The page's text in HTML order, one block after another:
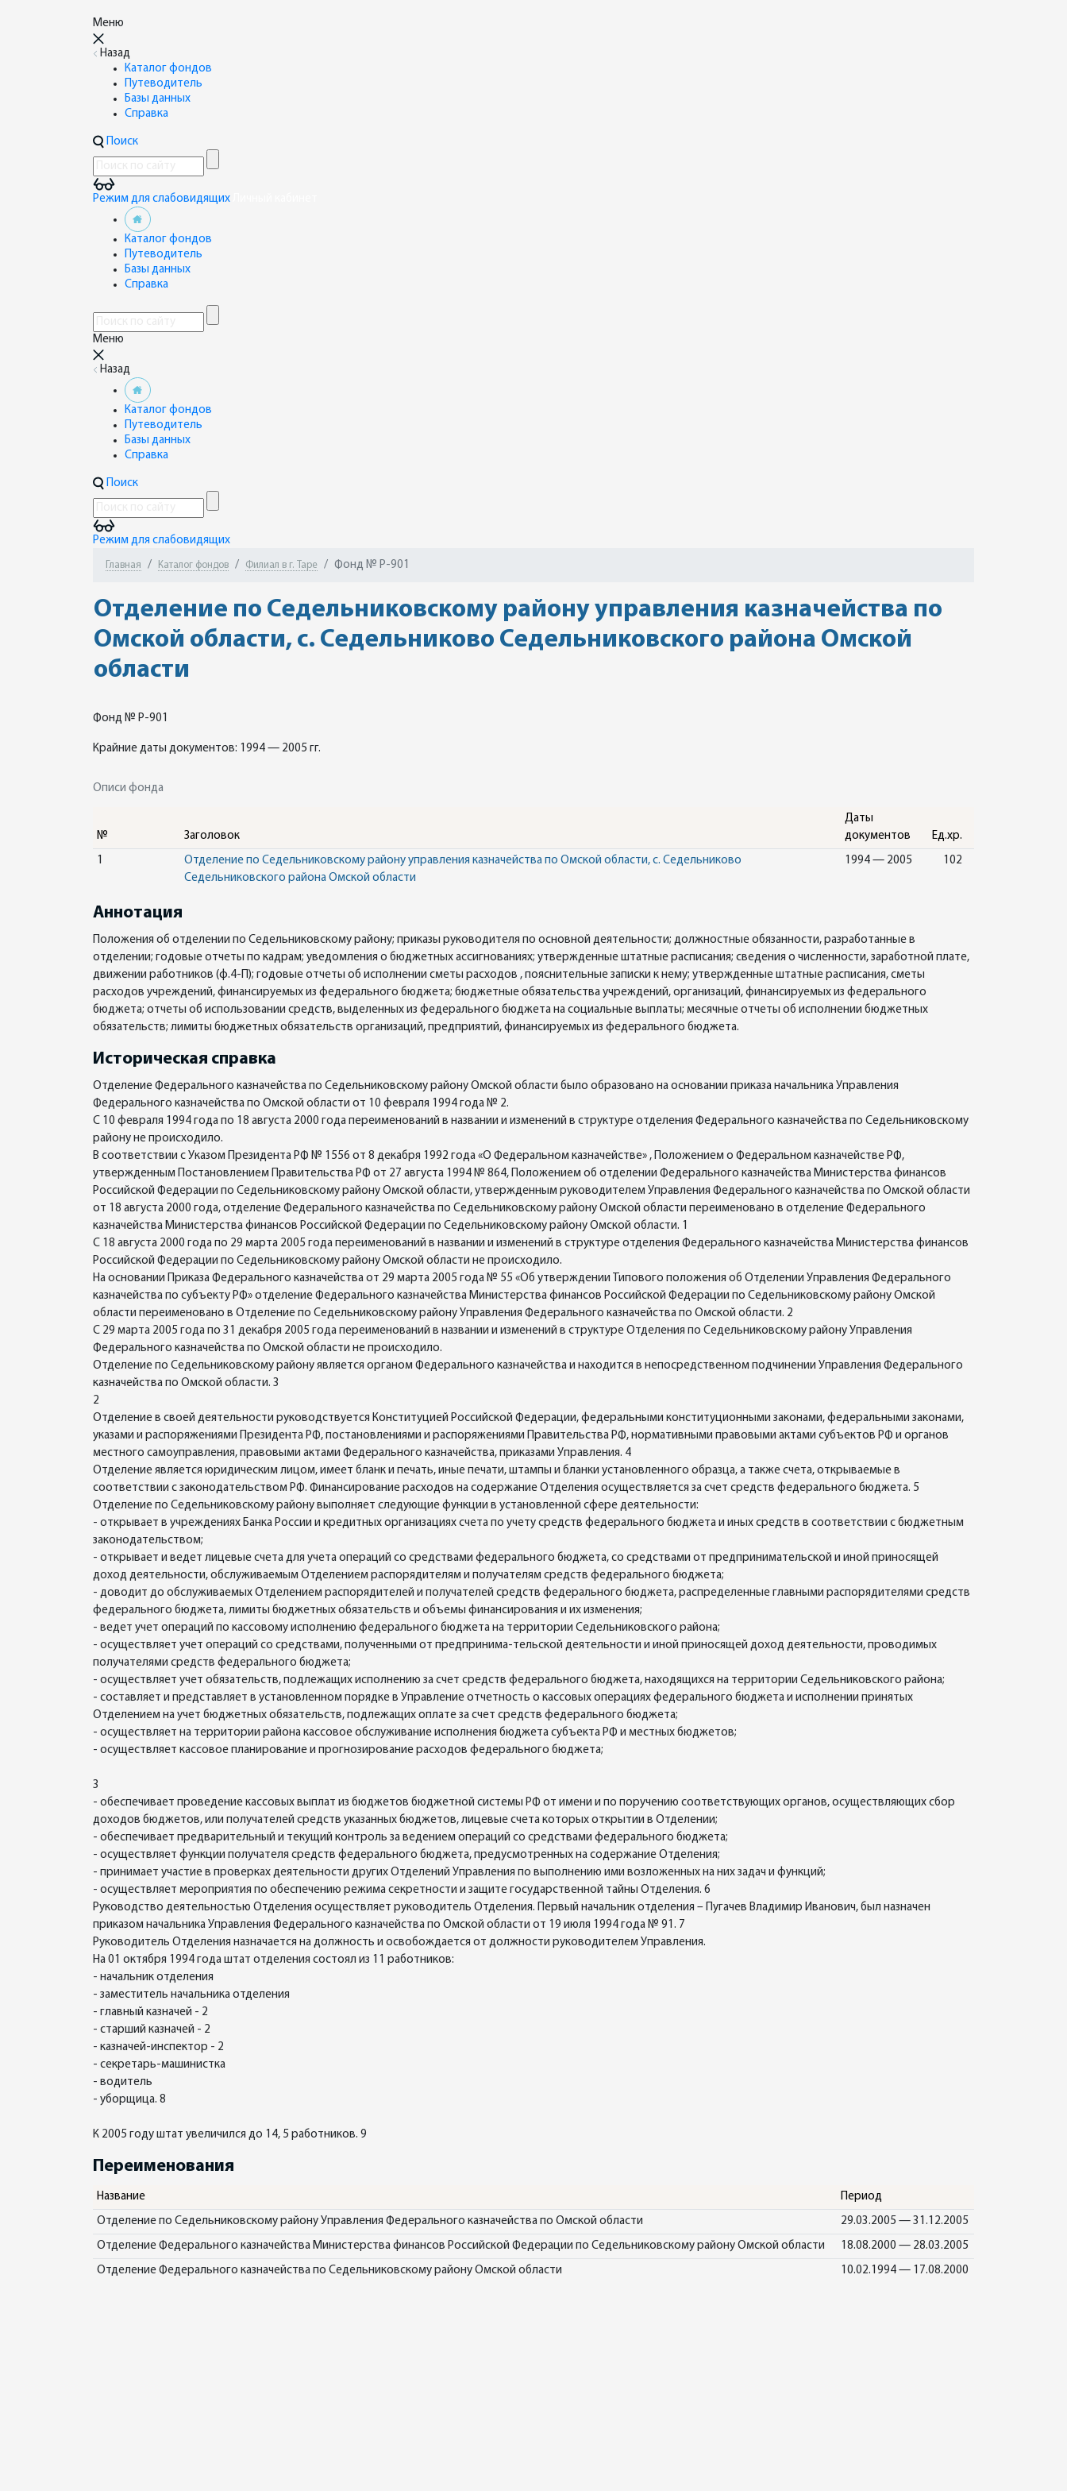
Меню
Назад
Каталог фондов
Путеводитель
Базы данных
Справка
Поиск
Режим для слабовидящих
Каталог фондов
Путеводитель
Базы данных
Справка
Меню
Назад
Каталог фондов
Путеводитель
Базы данных
Справка
Поиск
Режим для слабовидящих
Главная Каталог фондов Филиал в г. Таре Фонд № Р-901
Отделение по Седельниковскому району управления казначейства по
Омской области, с. Седельниково Седельниковского района Омской
области
Фонд № Р-901
Крайние даты документов: 1994 — 2005 гг.
Описи фонда
№ Заголовок
Даты
документов
Ед.хр.
1
Отделение по Седельниковскому району управления казначейства по Омской области, с. Седельниково
Седельниковского района Омской области
1994 — 2005 102
Аннотация
Положения об отделении по Седельниковскому району; приказы руководителя по основной деятельности; должностные обязанности, разработанные в
отделении; годовые отчеты по кадрам; уведомления о бюджетных ассигнованиях; утвержденные штатные расписания; сведения о численности, заработной плате,
движении работников (ф.4-П); годовые отчеты об исполнении сметы расходов , пояснительные записки к нему; утвержденные штатные расписания, сметы
расходов учреждений, финансируемых из федерального бюджета; бюджетные обязательства учреждений, организаций, финансируемых из федерального
бюджета; отчеты об использовании средств, выделенных из федерального бюджета на социальные выплаты; месячные отчеты об исполнении бюджетных
обязательств; лимиты бюджетных обязательств организаций, предприятий, финансируемых из федерального бюджета.
Историческая справка
Отделение Федерального казначейства по Седельниковскому району Омской области было образовано на основании приказа начальника Управления
Федерального казначейства по Омской области от 10 февраля 1994 года № 2.
С 10 февраля 1994 года по 18 августа 2000 года переименований в названии и изменений в структуре отделения Федерального казначейства по Седельниковскому
району не происходило.
В соответствии с Указом Президента РФ № 1556 от 8 декабря 1992 года «О Федеральном казначействе» , Положением о Федеральном казначействе РФ,
утвержденным Постановлением Правительства РФ от 27 августа 1994 № 864, Положением об отделении Федерального казначейства Министерства финансов
Российской Федерации по Седельниковскому району Омской области, утвержденным руководителем Управления Федерального казначейства по Омской области
от 18 августа 2000 года, отделение Федерального казначейства по Седельниковскому району Омской области переименовано в отделение Федерального
казначейства Министерства финансов Российской Федерации по Седельниковскому району Омской области. 1
С 18 августа 2000 года по 29 марта 2005 года переименований в названии и изменений в структуре отделения Федерального казначейства Министерства финансов
Российской Федерации по Седельниковскому району Омской области не происходило.
На основании Приказа Федерального казначейства от 29 марта 2005 года № 55 «Об утверждении Типового положения об Отделении Управления Федерального
казначейства по субъекту РФ» отделение Федерального казначейства Министерства финансов Российской Федерации по Седельниковскому району Омской
области переименовано в Отделение по Седельниковскому району Управления Федерального казначейства по Омской области. 2
С 29 марта 2005 года по 31 декабря 2005 года переименований в названии и изменений в структуре Отделения по Седельниковскому району Управления
Федерального казначейства по Омской области не происходило.
Отделение по Седельниковскому району является органом Федерального казначейства и находится в непосредственном подчинении Управления Федерального
казначейства по Омской области. 3
2
Отделение в своей деятельности руководствуется Конституцией Российской Федерации, федеральными конституционными законами, федеральными законами,
указами и распоряжениями Президента РФ, постановлениями и распоряжениями Правительства РФ, нормативными правовыми актами субъектов РФ и органов
местного самоуправления, правовыми актами Федерального казначейства, приказами Управления. 4
Отделение является юридическим лицом, имеет бланк и печать, иные печати, штампы и бланки установленного образца, а также счета, открываемые в
соответствии с законодательством РФ. Финансирование расходов на содержание Отделения осуществляется за счет средств федерального бюджета. 5
Отделение по Седельниковскому району выполняет следующие функции в установленной сфере деятельности:
- открывает в учреждениях Банка России и кредитных организациях счета по учету средств федерального бюджета и иных средств в соответствии с бюджетным
законодательством;
- открывает и ведет лицевые счета для учета операций со средствами федерального бюджета, со средствами от предпринимательской и иной приносящей
доход деятельности, обслуживаемым Отделением распорядителям и получателям средств федерального бюджета;
- доводит до обслуживаемых Отделением распорядителей и получателей средств федерального бюджета, распределенные главными распорядителями средств
федерального бюджета, лимиты бюджетных обязательств и объемы финансирования и их изменения;
- ведет учет операций по кассовому исполнению федерального бюджета на территории Седельниковского района;
- осуществляет учет операций со средствами, полученными от предпринима-тельской деятельности и иной приносящей доход деятельности, проводимых
получателями средств федерального бюджета;
- осуществляет учет обязательств, подлежащих исполнению за счет средств федерального бюджета, находящихся на территории Седельниковского района;
- составляет и представляет в установленном порядке в Управление отчетность о кассовых операциях федерального бюджета и исполнении принятых
Отделением на учет бюджетных обязательств, подлежащих оплате за счет средств федерального бюджета;
- осуществляет на территории района кассовое обслуживание исполнения бюджета субъекта РФ и местных бюджетов;
- осуществляет кассовое планирование и прогнозирование расходов федерального бюджета;
3
- обеспечивает проведение кассовых выплат из бюджетов бюджетной системы РФ от имени и по поручению соответствующих органов, осуществляющих сбор
доходов бюджетов, или получателей средств указанных бюджетов, лицевые счета которых открытии в Отделении;
- обеспечивает предварительный и текущий контроль за ведением операций со средствами федерального бюджета;
- осуществляет функции получателя средств федерального бюджета, предусмотренных на содержание Отделения;
- принимает участие в проверках деятельности других Отделений Управления по выполнению ими возложенных на них задач и функций;
- осуществляет мероприятия по обеспечению режима секретности и защите государственной тайны Отделения. 6
Руководство деятельностью Отделения осуществляет руководитель Отделения. Первый начальник отделения – Пугачев Владимир Иванович, был назначен
приказом начальника Управления Федерального казначейства по Омской области от 19 июля 1994 года № 91. 7
Руководитель Отделения назначается на должность и освобождается от должности руководителем Управления.
На 01 октября 1994 года штат отделения состоял из 11 работников:
- начальник отделения
- заместитель начальника отделения
- главный казначей - 2
- старший казначей - 2
- казначей-инспектор - 2
- секретарь-машинистка
- водитель
- уборщица. 8
К 2005 году штат увеличился до 14, 5 работников. 9
Переименования
Название Период
Отделение по Седельниковскому району Управления Федерального казначейства по Омской области 29.03.2005 — 31.12.2005
Отделение Федерального казначейства Министерства финансов Российской Федерации по Седельниковскому району Омской области 18.08.2000 — 28.03.2005
Отделение Федерального казначейства по Седельниковскому району Омской области 10.02.1994 — 17.08.2000